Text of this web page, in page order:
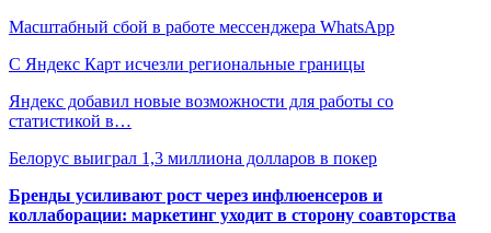
Масштабный сбой в работе мессенджера WhatsApp
С Яндекс Карт исчезли региональные границы
Яндекс добавил новые возможности для работы со
статистикой в…
Белорус выиграл 1,3 миллиона долларов в покер
Бренды усиливают рост через инфлюенсеров и
коллаборации: маркетинг уходит в сторону соавторства